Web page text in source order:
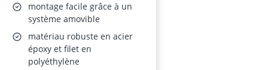
montage facile grâce à un
système amovible
matériau robuste en acier
époxy et filet en
polyéthylène